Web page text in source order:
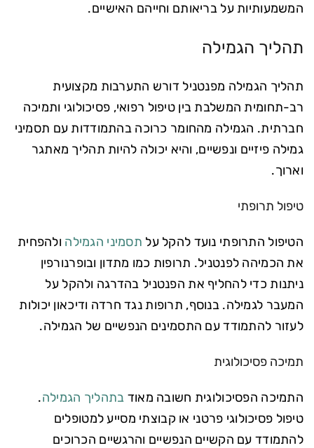
המשמעותיות על בריאותם וחייהם האישיים.
תהליך הגמילה
תהליך הגמילה מפנטניל דורש התערבות מקצועית
רב-תחומית המשלבת בין טיפול רפואי, פסיכולוגי ותמיכה
חברתית. הגמילה מהחומר כרוכה בהתמודדות עם תסמיני
גמילה פיזיים ונפשיים, והיא יכולה להיות תהליך מאתגר
וארוך.
טיפול תרופתי
הטיפול התרופתי נועד להקל על תסמיני הגמילה ולהפחית
את הכמיהה לפנטניל. תרופות כמו מתדון ובופרנורפין
ניתנות כדי להחליף את הפנטניל בהדרגה ולהקל על
המעבר לגמילה. בנוסף, תרופות נגד חרדה ודיכאון יכולות
לעזור להתמודד עם התסמינים הנפשיים של הגמילה.
תמיכה פסיכולוגית
התמיכה הפסיכולוגית חשובה מאוד בתהליך הגמילה.
טיפול פסיכולוגי פרטני או קבוצתי מסייע למטופלים
להתמודד עם הקשיים הנפשיים והרגשיים הכרוכים